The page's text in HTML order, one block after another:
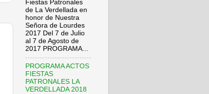
Fiestas Patronales
de La Verdellada en
honor de Nuestra
Señora de Lourdes
2017 Del 7 de Julio
al 7 de Agosto de
2017 PROGRAMA...
PROGRAMA ACTOS
FIESTAS
PATRONALES LA
VERDELLADA 2018